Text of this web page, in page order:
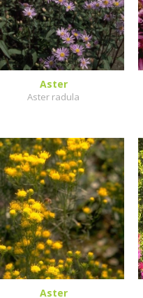
Aster
Aster radula
Aster